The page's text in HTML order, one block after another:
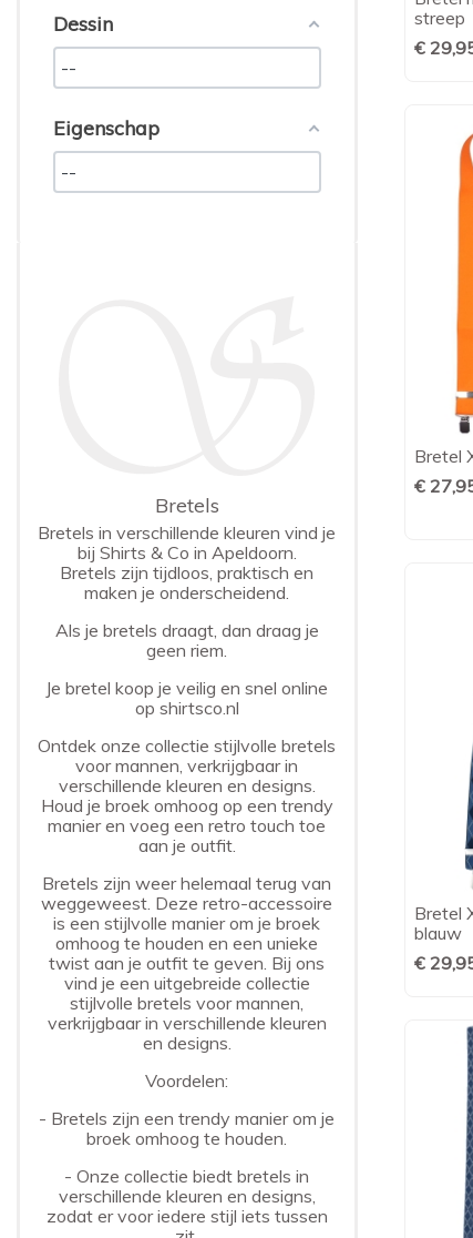
Dessin
Eigenschap
Bretels
Bretels in verschillende kleuren vind je
bij Shirts & Co in Apeldoorn.
Bretels zijn tijdloos, praktisch en
maken je onderscheidend.
Als je bretels draagt, dan draag je
geenriem.
Je bretel koop je veilig en snel online
op shirtsco.nl
Ontdek onze collectie stijlvolle bretels
voor mannen, verkrijgbaar in
verschillende kleuren en designs.
Houd je broek omhoog op een trendy
manier en voeg een retro touch toe
aan je outfit.
Bretels zijn weer helemaal terug van
weggeweest. Deze retro-accessoire
is een stijlvolle manier om je broek
omhoog te houden en een unieke
twist aan je outfit te geven. Bij ons
vind je een uitgebreide collectie
stijlvolle bretels voor mannen,
verkrijgbaar in verschillende kleuren
en designs.
Voordelen:
- Bretels zijn een trendy manier om je
broek omhoog te houden.
- Onze collectie biedt bretels in
verschillende kleuren en designs,
zodat er voor iedere stijl iets tussen
streep
€
Bretel
€
Bretel
blauw
€